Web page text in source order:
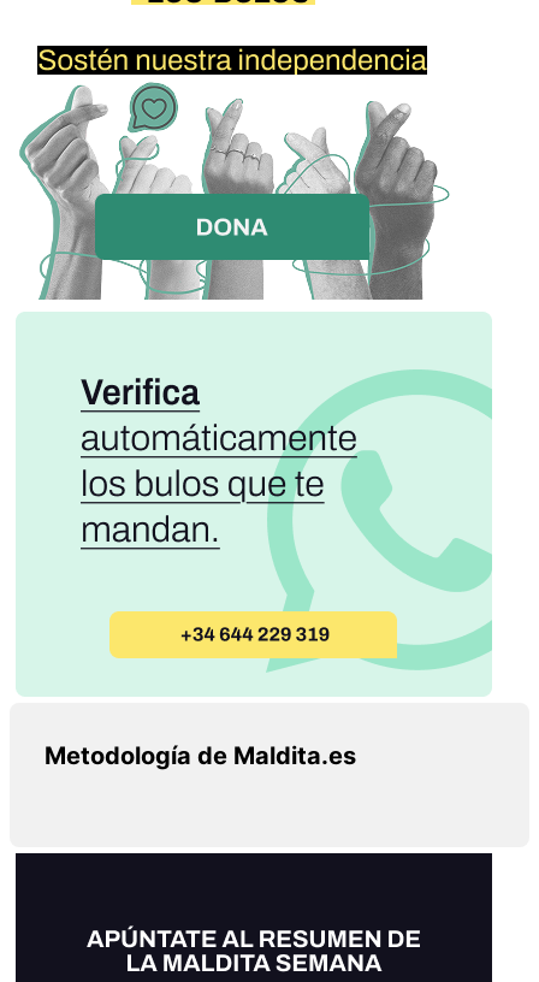
Metodología de Maldita.es